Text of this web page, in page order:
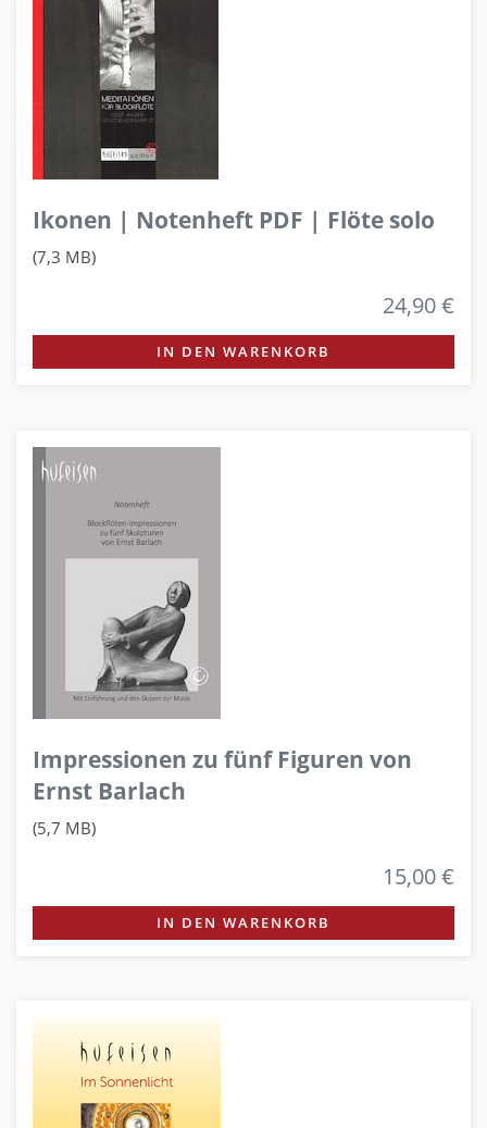
Ikonen | Notenheft PDF | Flöte solo
(7,3 MB)
24,90 €
IN DEN WARENKORB
Impressionen zu fünf Figuren von
Ernst Barlach
(5,7 MB)
15,00 €
IN DEN WARENKORB